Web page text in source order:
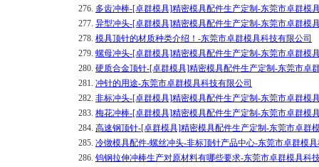
276. 多齿冲棒-[卓群模具]精密模具配件生产定制-东莞市卓群模
277. 异型冲头-[卓群模具]精密模具配件生产定制-东莞市卓群模
278. 模具顶针的材质种类介绍！-东莞市卓群模具科技有限公司
279. 螺母冲头-[卓群模具]精密模具配件生产定制-东莞市卓群模
280. 硬质合金顶针-[卓群模具]精密模具配件生产定制-东莞市卓
281. 冲针的用途-东莞市卓群模具科技有限公司
282. 非标冲头-[卓群模具]精密模具配件生产定制-东莞市卓群模
283. 梅花冲棒-[卓群模具]精密模具配件生产定制-东莞市卓群模
284. 高速钢顶针-[卓群模具]精密模具配件生产定制-东莞市卓群
285. 冷镦模具配件-螺丝冲头-非标顶针产品中心-东莞市卓群模
286. 钨钢拉伸冲棒生产对原材料有哪些要求-东莞市卓群模具科